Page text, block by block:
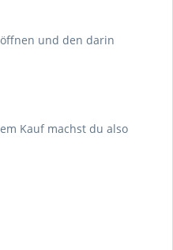
und den darin
Kauf machst du also